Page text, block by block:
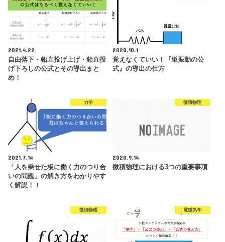
2021.4.22
自由落下・鉛直投げ上げ・鉛直投
げ下ろしの公式とその導出まと
め！
2020.10.1
覚えなくていい！『単振動の公
式』の導出の仕方
力学
2021.7.14
「人を乗せた板に働く力のつり合
いの問題」の解き方をわかりやす
く解説！！
微積物理
2020.9.14
微積物理における3つの重要事項
微積物理 電磁気学